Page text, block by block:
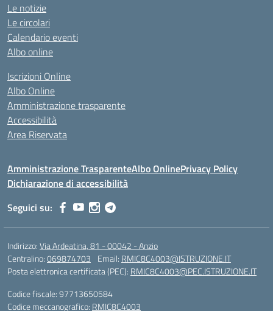
Le notizie
Le circolari
Calendario eventi
Albo online
Iscrizioni Online
Albo Online
Amministrazione trasparente
Accessibilità
Area Riservata
Amministrazione TrasparenteAlbo OnlinePrivacy Policy
Dichiarazione di accessibilità
Seguici su:
Indirizzo:Via Ardeatina, 81 - 00042 - Anzio
Centralino:069874703 Email: RMIC8C4003@ISTRUZIONE.IT
Posta elettronica certificata (PEC): RMIC8C4003@PEC.ISTRUZIONE.IT
Codice fiscale: 97713650584
Codice meccanografico: RMIC8C4003